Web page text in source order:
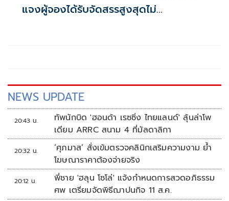
แจงผู้จองได้รับจัดสรรสูงสุดไม่
NEWS UPDATE
20:43 น.
ทัพนักบิด 'ฮอนด้า เรซซิ่ง ไทยแลนด์' ลุ้นล่าโพ
เดียม ARRC สนาม 4 ที่มัลดาลิกา
20:32 น.
‘ศุภมาส’ สั่งเข้มตรวจคลินิกเสริมความงาม ย้ำ
โฆษณาราคาต้องจ่ายจริง
20:12 น.
พี่ชาย 'ฮลุน โซโล่' แจ้งกำหนดการสวดอภิธรรม
ศพ เตรียมจัดพิธีฌาปนกิจ 11 ส.ค.